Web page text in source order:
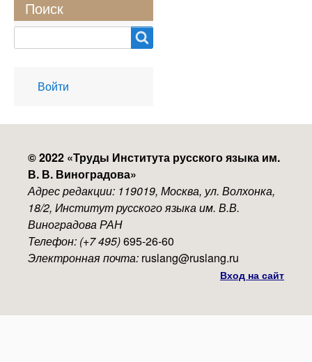
Поиск
User
account
Войти
© 2022 «Труды Института русского языка им.
В. В. Виноградова»
Адрес редакции: 119019, Москва, ул. Волхонка,
18/2, Институт русского языка им. В.В.
Виноградова РАН
Телефон: (+7 495)695-26-60
Электронная почта: ruslang@ruslang.ru
Вход на сайт